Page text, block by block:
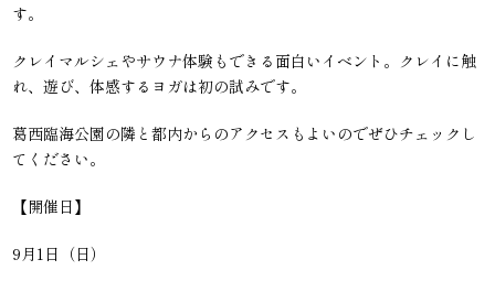
す。
クレイマルシェやサウナ体験もできる面白いイベント。クレイに触
れ、遊び、体感するヨガは初の試みです。
葛西臨海公園の隣と都内からのアクセスもよいのでぜひチェックし
てください。
【開催日】
9月1日（日）